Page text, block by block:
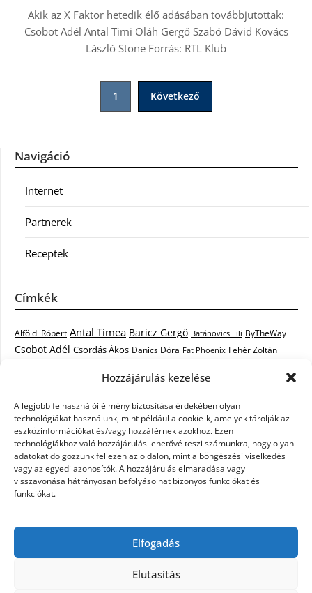
Hozzájárulás kezelése
A legjobb felhasználói élmény biztosítása érdekében olyan
technológiákat használunk, mint például a cookie-k, amelyek tárolják az
eszközinformációkat és/vagy hozzáférnek azokhoz. Ezen
technológiákhoz való hozzájárulás lehetővé teszi számunkra, hogy olyan
adatokat dolgozzunk fel ezen az oldalon, mint a böngészési viselkedés
vagy az egyedi azonosítók. A hozzájárulás elmaradása vagy
visszavonása hátrányosan befolyásolhat bizonyos funkciókat és
funkciókat.
Elfogadás
Elutasítás
Akik az X Faktor hetedik élő adásában továbbjutottak:
Csobot Adél Antal Timi Oláh Gergő Szabó Dávid Kovács
László Stone Forrás: RTL Klub
1 Következő
Navigáció
Internet
Partnerek
Receptek
Címkék
Alföldi Róbert Antal Tímea Baricz Gergő Batánovics Lili ByTheWay
Csobot Adél Csordás Ákos Danics Dóra Fat Phoenix Fehér Zoltán
Kovács László Stone
Krasznai Tünde Like LiL C. Malek Miklós mentor Muri Enikő
Nagy Feró Oláh Gergő Péterffy Lili Rocktenors RTL Klub
Cowell Szabó Dávid Szabó Ádám Szikora Róbert Takács Nikolas
Tarány Tamás Tóth Gabi Vastag Csaba Vastag Tamás
Kati X-factor X-FaktorX-Faktor videók
X-Faktor válogatásx faktor döntő Zámbó